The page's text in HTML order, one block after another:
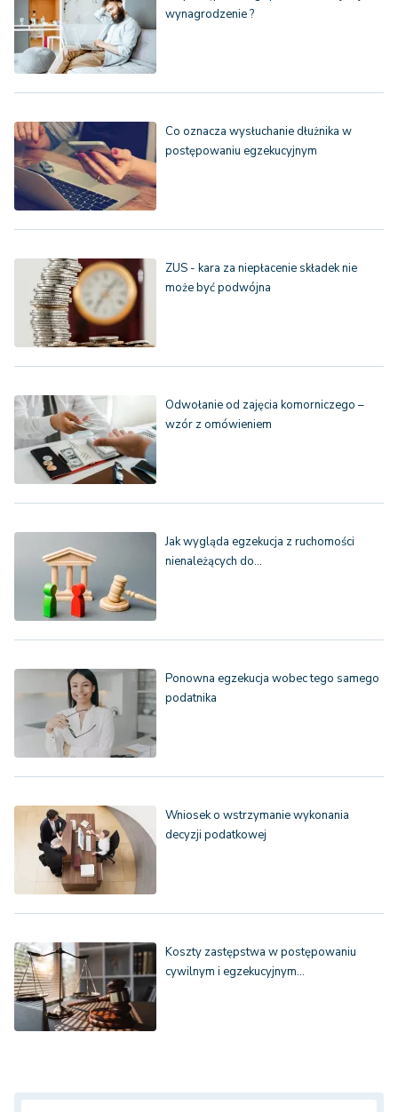
wynagrodzenie ?
Co oznacza wysłuchanie dłużnika w
postępowaniu egzekucyjnym
ZUS - kara za niepłacenie składek nie
może być podwójna
Odwołanie od zajęcia komorniczego –
wzór z omówieniem
Jak wygląda egzekucja z ruchomości
nienależących do…
Ponowna egzekucja wobec tego samego
podatnika
Wniosek o wstrzymanie wykonania
decyzji podatkowej
Koszty zastępstwa w postępowaniu
cywilnym i egzekucyjnym…